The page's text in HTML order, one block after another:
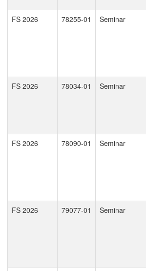
FS 2026 78255-01 Seminar
FS 2026 78034-01 Seminar
FS 2026 78090-01 Seminar
FS 2026
79077-01 Seminar